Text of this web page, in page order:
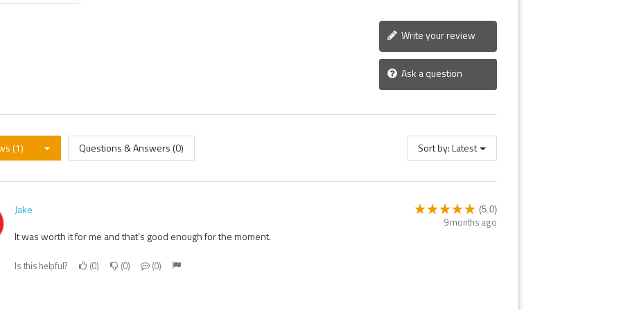
Write your review
Ask a question
(1) Questions & Answers (0) Sort by:Latest
Jake (5.0)
9 months ago
It was worth it for me and that’s good enough for the moment.
Is this helpful? 0 0 0